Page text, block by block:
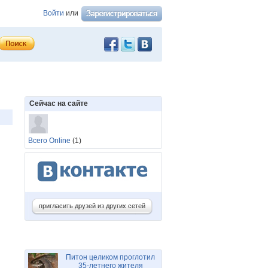
Войти или
Сейчас на сайте
Всего Online (1)
пригласить друзей из других сетей
Питон целиком проглотил
35-летнего жителя